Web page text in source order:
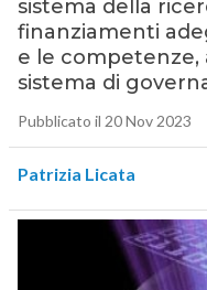
sistema della
finanziamenti
e le competenze,
sistema di
Pubblicato il 20 Nov 2023
Patrizia Licata